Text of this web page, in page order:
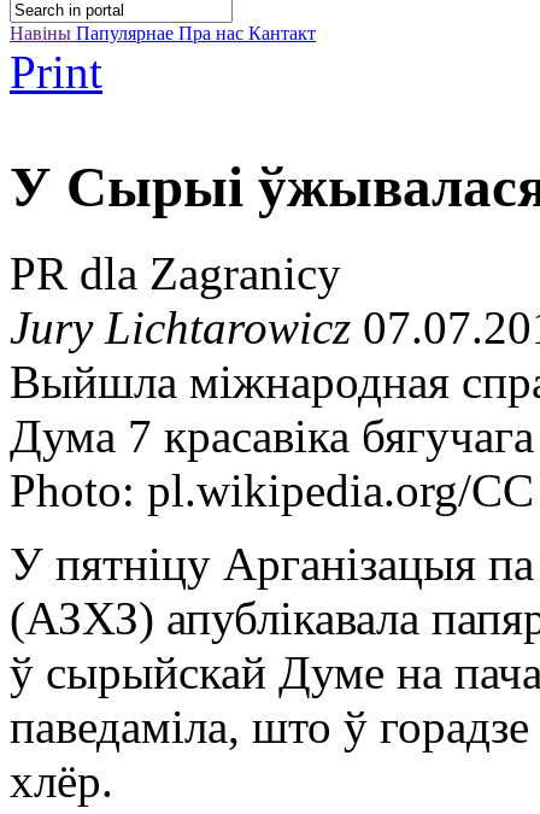
Навіны Папулярнае Пра нас Кантакт
Print
У Сырыі ўжывалася
PR dla Zagranicy
Jury Lichtarowicz
Выйшла міжнародная
Дума 7 красавіка
Photo: pl.wikipedia.org/
У пятніцу Арганізацыя
(АЗХЗ) апублікавала
ў сырыйскай Думе на
паведаміла, што ў
хлёр.